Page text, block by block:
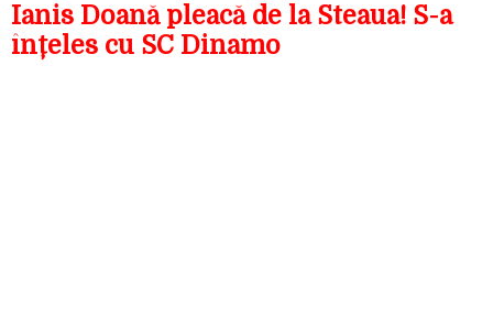
Ianis Doană pleacă de la Steaua! S-a
înțeles cu SC Dinamo